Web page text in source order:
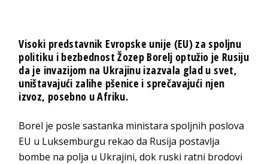
Visoki predstavnik Evropske unije (EU) za spoljnu
politiku i bezbednost Žozep Borelj optužio je Rusiju
da je invazijom na Ukrajinu izazvala glad u svet,
uništavajući zalihe pšenice i sprečavajući njen
izvoz, posebno u Afriku.
Borel je posle sastanka ministara spoljnih poslova
EU u Luksemburgu rekao da Rusija postavlja
bombe na polja u Ukrajini, dok ruski ratni brodovi